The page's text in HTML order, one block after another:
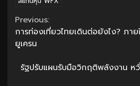
Continue
Reading
Previous:
การท่องเที่ยวไทยเดินต่อยังไง? ภา
ยูเครน
รัฐปรับแผนรับมือวิกฤติพลังงาน ห